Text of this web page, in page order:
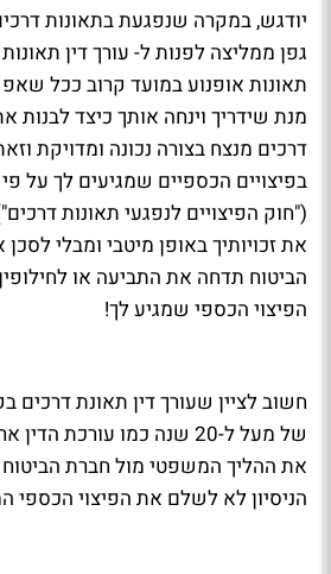
יודגש, במקרה שנפגעת בתאונות
גפן ממליצה לפנות ל- עורך דין
תאונות אופנוע במועד קרוב ככל
מנת שידריך וינחה אותך כיצד לבנות
דרכים מנצח בצורה נכונה ומדויקת
בפיצויים הכספיים שמגיעים לך על
("חוק הפיצויים לנפגעי תאונות
את זכויותיך באופן מיטבי ומבלי
הביטוח תדחה את התביעה או
הפיצוי הכספי שמגיע לך!
חשוב לציין שעורך דין תאונת דרכים
של מעל ל-20 שנה כמו עורכת
את ההליך המשפטי מול חברת
הניסיון לא לשלם את הפיצוי הכספי